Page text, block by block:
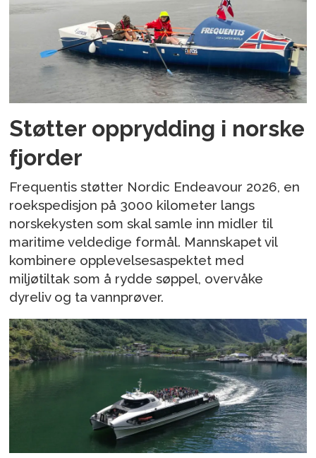
Støtter opprydding i norske
fjorder
Frequentis støtter Nordic Endeavour 2026, en
roekspedisjon på 3000 kilometer langs
norskekysten som skal samle inn midler til
maritime veldedige formål. Mannskapet vil
kombinere opplevelsesaspektet med
miljøtiltak som å rydde søppel, overvåke
dyreliv og ta vannprøver.